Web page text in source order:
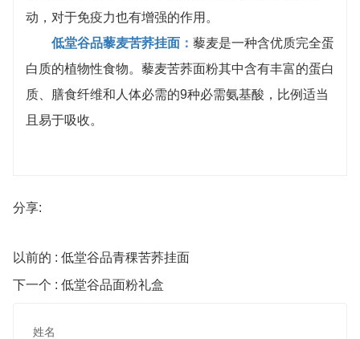
动，对于免疫力也有增强的作用。
低堂谷品藜麦苦荞挂面 ： 藜麦是一种含优质完全蛋
白质的植物性食物。藜麦苦荞面粉其中含有丰富的蛋白
质、膳食纤维和人体必需的9种必需氨基酸，比例适当
且易于吸收。
分享:
以前的 : 低堂谷品青稞苦荞挂面
下一个 : 低堂谷品面粉礼盒
姓名